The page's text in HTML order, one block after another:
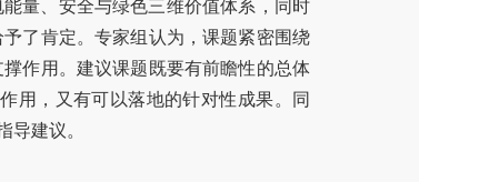
能量、安全与绿色三维价值体系，同时
了肯定。专家组认为，课题紧密围绕
作用。建议课题既要有前瞻性的总体
用，又有可以落地的针对性成果。同
导建议。